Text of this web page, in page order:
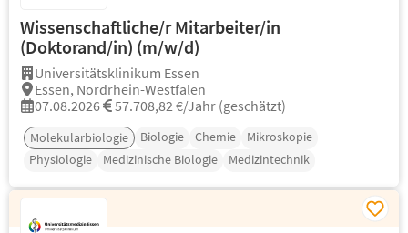
Wissenschaftliche/r Mitarbeiter/in
(Doktorand/in) (m/w/d)
Universitätsklinikum Essen
Essen, Nordrhein-Westfalen
07.08.2026
57.708,82 €/Jahr (geschätzt)
Molekularbiologie Biologie Chemie
Mikroskopie
Physiologie
Medizinische Biologie Medizintechnik